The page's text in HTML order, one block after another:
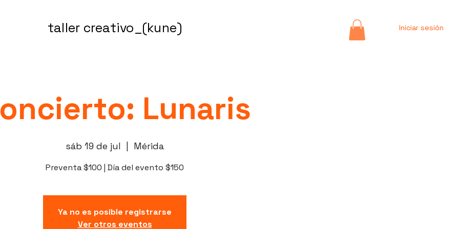
Iniciar sesión
taller creativo_(kune)
Lunaris
sáb 19 de jul Mérida
Preventa $100 | Día del evento $150
Ya no es posible registrarse
Ver otros eventos